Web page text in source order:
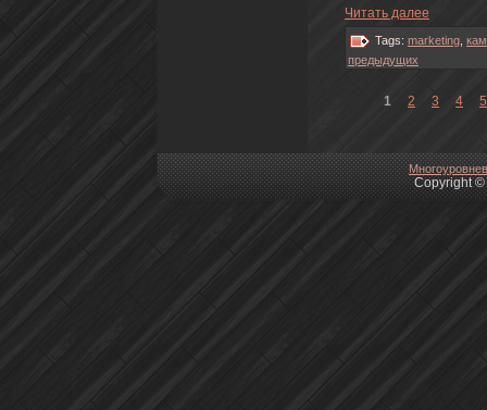
Читать далее
Tags: marketing
предыдущих
1 2 3 4 5
Copyright ©